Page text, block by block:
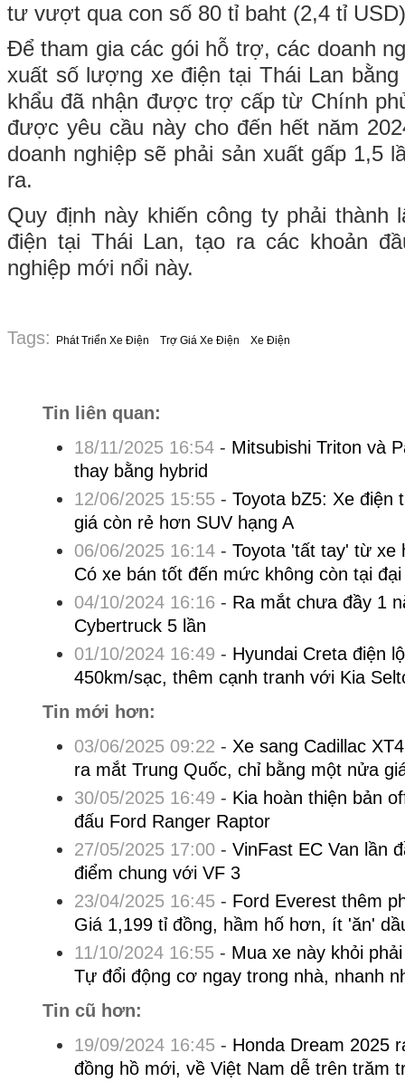
tư vượt qua con số 80 tỉ baht (2,4 tỉ
Để tham gia các gói hỗ trợ, các doanh
xuất số lượng xe điện tại Thái Lan
khẩu đã nhận được trợ cấp từ Chính
được yêu cầu này cho đến hết năm
doanh nghiệp sẽ phải sản xuất gấp 1,5
ra.
Quy định này khiến công ty phải
điện tại Thái Lan, tạo ra các khoản
nghiệp mới nổi này.
Tags: Phát Triển Xe Điện Trợ Giá Xe Điện Xe Điện
Tin liên quan:
18/11/2025 16:54- Mitsubishi Triton và
thay bằng hybrid
12/06/2025 15:55- Toyota bZ5: Xe điện
giá còn rẻ hơn SUV hạng A
06/06/2025 16:14- Toyota 'tất tay' từ xe
Có xe bán tốt đến mức không còn tại đại
04/10/2024 16:16 - Ra mắt chưa đầy 1
Cybertruck 5 lần
01/10/2024 16:49 - Hyundai Creta điện
450km/sạc, thêm cạnh tranh với Kia
Tin mới hơn:
03/06/2025 09:22 - Xe sang Cadillac
ra mắt Trung Quốc, chỉ bằng một nửa
30/05/2025 16:49 - Kia hoàn thiện bản
đấu Ford Ranger Raptor
27/05/2025 17:00- VinFast EC Van lần
điểm chung với VF 3
23/04/2025 16:45- Ford Everest thêm
Giá 1,199 tỉ đồng, hầm hố hơn, ít 'ăn'
11/10/2024 16:55- Mua xe này khỏi
Tự đổi động cơ ngay trong nhà, nhanh
Tin cũ hơn:
19/09/2024 16:45- Honda Dream 2025
đồng hồ mới, về Việt Nam dễ trên trăm